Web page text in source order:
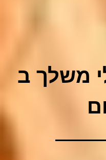
משלך ב